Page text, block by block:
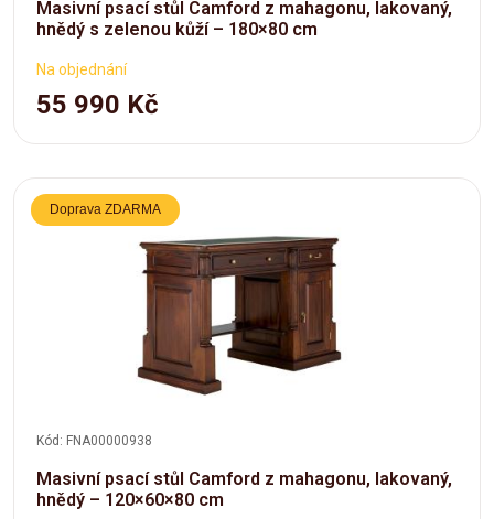
Masivní psací stůl Camford z mahagonu, lakovaný,
hnědý s zelenou kůží – 180×80 cm
Na objednání
55 990 Kč
Doprava ZDARMA
Kód: FNA00000938
Masivní psací stůl Camford z mahagonu, lakovaný,
hnědý – 120×60×80 cm